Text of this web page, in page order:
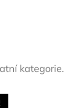
kategorie.